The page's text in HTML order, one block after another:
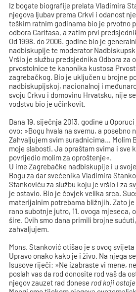
Iz bogate biografije prelata Vladimira
njegova ljubav prema Crkvi i odanost
teškim ratnim godinama bio je prvotno
odbora Caritasa, a zatim prvi
Od 1998. do 2006. godine bio je
nadbiskupije te moderator
Vršio je službu predsjednika Odbora za
prvostolnice te kanonika kustosa
zagrebačkog. Bio je uključen u brojne
nadbiskupijskoj, nacionalnoj i
svoju Crkvu i domovinu Hrvatsku, nije
vodstvu bio je učinkovit.
Dana 19. siječnja 2013. godine u
ovo: »Bogu hvala na svemu, a posebno
Zahvaljujem svim suradnicima… Molim
moje slabosti. Ja opraštam svima i sve
povrijedio molim za oproštenje«.
U ime Zagrebačke nadbiskupije i u
Bogu za dar svećenika Vladimira
Stankoviću za službu koju je vršio i za
je ostavio. Bio je čovjek velika srca.
materijalnim potrebama bližnjih. Zato
rano subotnje jutro, 11. ovoga mjeseca,
šire. Ovih smo dana primili brojne
zahvaljujem.
Mons. Stanković otišao je s ovog
Upravo onako kako je i živo. Na njega
Isusove riječi: »Ne izabraste vi mene,
poslah vas da rod donosite rod vaš da
njegov zauzet rad donese rod koji ostaje